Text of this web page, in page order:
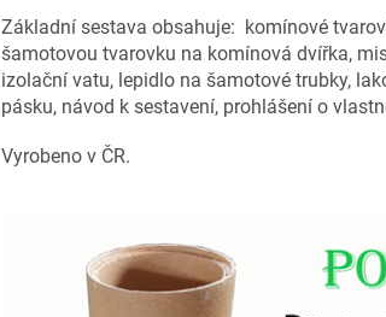
Základní sestava obsahuje: komínové
šamotovou tvarovku na komínová dvířka,
izolační vatu, lepidlo na šamotové trubky,
pásku, návod k sestavení, prohlášení o
Vyrobeno v ČR.